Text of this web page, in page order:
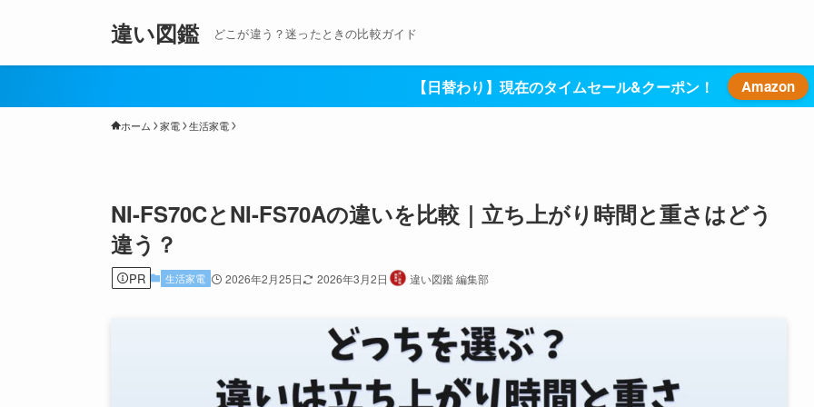
違い図鑑 どこが違う？迷ったときの比較ガイド
【日替わり】現在のタイムセール&クーポン！ Amazon
ホーム 家電 生活家電
NI-FS70CとNI-FS70Aの違いを比較｜立ち上がり時間と重さはどう
違う？
PR 生活家電 2026年2月25日 2026年3月2日 違い図鑑 編集部